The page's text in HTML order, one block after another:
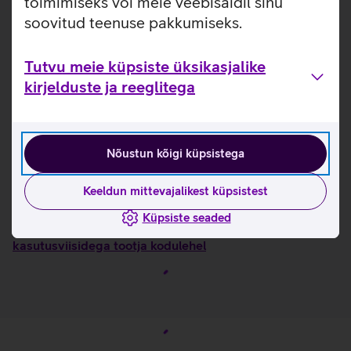
soovitud teenuse pakkumiseks.
Tutvu meie küpsiste üksikasjalike
kirjelduste ja reeglitega
Nõustun kõigi küpsistega
Keeldun mittevajalikest küpsistest
Küpsiste seaded
ja organiseeritud hoiustamist. Akupangale mõeldud väliselt
ligipääsetav tasku võimaldab seda mugavalt kasutada ilma
Sobib kuni 17‑tollisele sülearvutile, mille mõõtmed on
maksimaalselt 40,1 cm × 25,9 cm × 2 cm.
Kinnitatav ratastel kohvri külge.
Võrkkattega EVA‑õlarihmad ja reguleeritav rinnarihm.
Kasulikud lingid
Tutvu sülearvutikoti Thule Accent omaduste ja
kasutusviisidega tootja kodulehel